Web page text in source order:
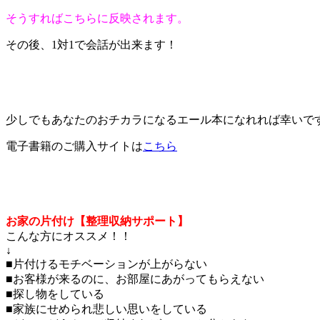
そうすればこちらに反映されます。
その後、1対1で会話が出来ます！
少しでもあなたのおチカラになるエール本になれれば幸いで
電子書籍のご購入サイトはこちら
お家の片付け【整理収納サポート】
こんな方にオススメ！！
↓
■片付けるモチベーションが上がらない
■お客様が来るのに、お部屋にあがってもらえない
■探し物をしている
■家族にせめられ悲しい思いをしている